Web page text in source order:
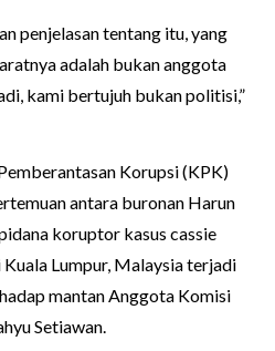
penjelasan tentang itu, yang
adalah bukan anggota
kami bertujuh bukan politisi,”
Korupsi (KPK)
antara buronan Harun
koruptor kasus cassie
Lumpur, Malaysia terjadi
mantan Anggota Komisi
Setiawan.